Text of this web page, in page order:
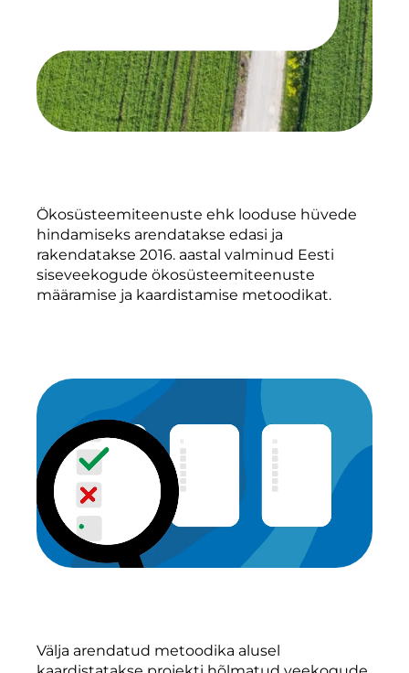
Ökosüsteemiteenuste ehk looduse hüvede
hindamiseks arendatakse edasi ja
rakendatakse 2016. aastal valminud Eesti
siseveekogude ökosüsteemiteenuste
määramise ja kaardistamise metoodikat.
Välja arendatud metoodika alusel